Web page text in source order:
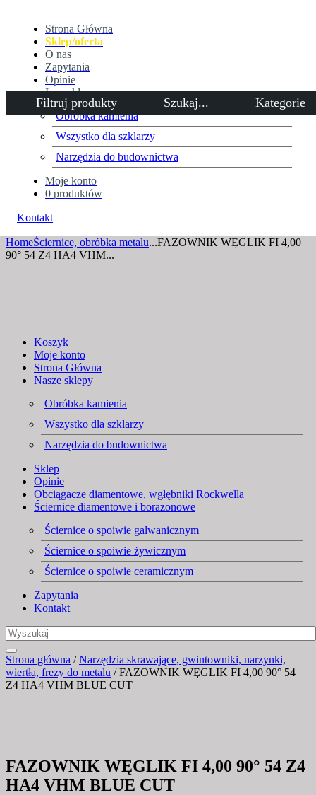
Filtruj produkty Szukaj... Kategorie
Strona Główna
Sklep/oferta
O nas
Zapytania
Opinie
Inne sklepy
Obróbka kamienia
Wszystko dla szklarzy
Narzędzia do budownictwa
Moje konto
0 produktów
Kontakt
FAZOWNIK WĘGLIK FI 4,00
90° 54 Z4 HA4 VHM BLUE
CUT
HomeŚciernice, obróbka metalu...FAZOWNIK WĘGLIK FI 4,00
90° 54 Z4 HA4 VHM...
Koszyk
Moje konto
Strona Główna
Nasze sklepy
Obróbka kamienia
Wszystko dla szklarzy
Narzędzia do budownictwa
Sklep
Opinie
Obciągacze diamentowe, wgłębniki Rockwella
Ściernice diamentowe i borazonowe
Ściernice o spoiwie galwanicznym
Ściernice o spoiwie żywicznym
Ściernice o spoiwie ceramicznym
Zapytania
Kontakt
Strona główna /Narzędzia skrawające, gwintowniki, narzynki,
wiertła, frezy do metalu / FAZOWNIK WĘGLIK FI 4,00 90° 54
Z4 HA4 VHM BLUE CUT
FAZOWNIK WĘGLIK FI 4,00 90° 54 Z4
HA4 VHM BLUE CUT